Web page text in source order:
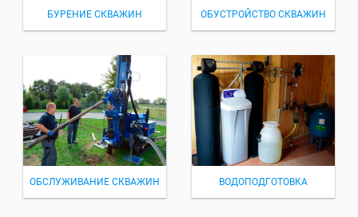
БУРЕНИЕ СКВАЖИН ОБУСТРОЙСТВО СКВАЖИН
ОБСЛУЖИВАНИЕ СКВАЖИН ВОДОПОДГОТОВКА